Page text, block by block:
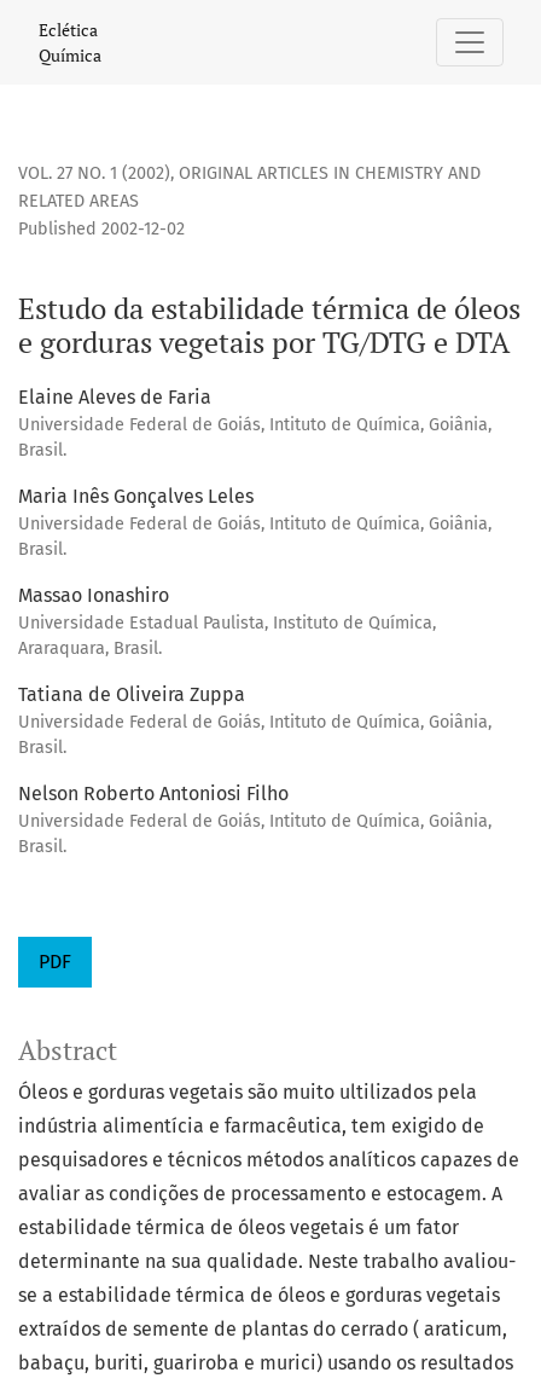
Estudo da estabilidade térmica de óleos e gorduras
Eclética
Química
VOL. 27 NO. 1 (2002), ORIGINAL ARTICLES IN CHEMISTRY AND
RELATED AREAS
Estudo da estabilidade térmica de óleos
e gorduras vegetais por TG/DTG e DTA
Published 2002-12-02
Elaine Aleves de Faria
Universidade Federal de Goiás, Intituto de Química, Goiânia,
Brasil.
Maria Inês Gonçalves Leles
Universidade Federal de Goiás, Intituto de Química, Goiânia,
Brasil.
Massao Ionashiro
Universidade Estadual Paulista, Instituto de Química,
Araraquara, Brasil.
Tatiana de Oliveira Zuppa
Universidade Federal de Goiás, Intituto de Química, Goiânia,
Brasil.
Nelson Roberto Antoniosi Filho
Universidade Federal de Goiás, Intituto de Química, Goiânia,
Brasil.
PDF
Abstract
Óleos e gorduras vegetais são muito ultilizados pela
indústria alimentícia e farmacêutica, tem exigido de
pesquisadores e técnicos métodos analíticos capazes de
avaliar as condições de processamento e estocagem. A
estabilidade térmica de óleos vegetais é um fator
determinante na sua qualidade. Neste trabalho avaliou-
se a estabilidade térmica de óleos e gorduras vegetais
extraídos de semente de plantas do cerrado ( araticum,
babaçu, buriti, guariroba e murici) usando os resultados